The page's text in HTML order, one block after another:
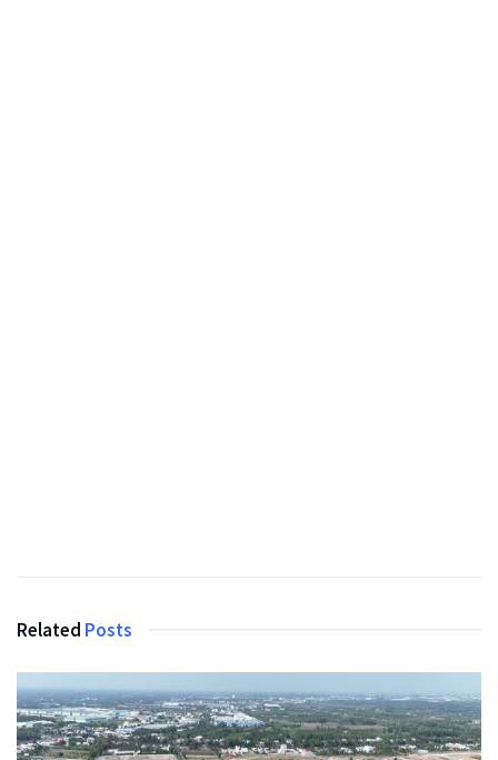
Related Posts